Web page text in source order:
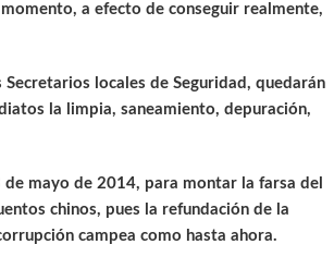
a efecto de conseguir realmente,
locales de Seguridad, quedarán
la limpia, saneamiento, depuración,
mayo de 2014, para montar la farsa del
chinos, pues la refundación de la
campea como hasta ahora.